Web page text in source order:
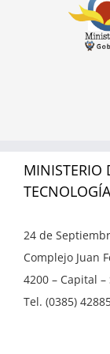
MINISTERIO
24 de
Complejo Juan
4200 – Capital
Tel. (0385)